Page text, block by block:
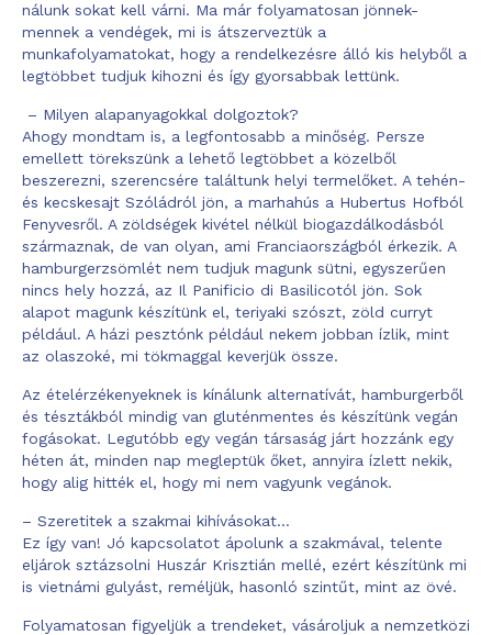
nálunk sokat kell várni. Ma már folyamatosan jönnek-
mennek a vendégek, mi is átszerveztük a
munkafolyamatokat, hogy a rendelkezésre álló kis helyből a
legtöbbet tudjuk kihozni és így gyorsabbak lettünk.
– Milyen alapanyagokkal dolgoztok?
Ahogy mondtam is, a legfontosabb a minőség. Persze
emellett törekszünk a lehető legtöbbet a közelből
beszerezni, szerencsére találtunk helyi termelőket. A tehén-
és kecskesajt Szóládról jön, a marhahús a Hubertus Hofból
Fenyvesről. A zöldségek kivétel nélkül biogazdálkodásból
származnak, de van olyan, ami Franciaországból érkezik. A
hamburgerzsömlét nem tudjuk magunk sütni, egyszerűen
nincs hely hozzá, az Il Panificio di Basilicotól jön. Sok
alapot magunk készítünk el, teriyaki szószt, zöld curryt
például. A házi pesztónk például nekem jobban ízlik, mint
az olaszoké, mi tökmaggal keverjük össze.
Az ételérzékenyeknek is kínálunk alternatívát, hamburgerből
és tésztákból mindig van gluténmentes és készítünk vegán
fogásokat. Legutóbb egy vegán társaság járt hozzánk egy
héten át, minden nap megleptük őket, annyira ízlett nekik,
hogy alig hitték el, hogy mi nem vagyunk vegánok.
– Szeretitek a szakmai kihívásokat…
Ez így van! Jó kapcsolatot ápolunk a szakmával, telente
eljárok sztázsolni Huszár Krisztián mellé, ezért készítünk mi
is vietnámi gulyást, reméljük, hasonló szintűt, mint az övé.
Folyamatosan figyeljük a trendeket, vásároljuk a nemzetközi